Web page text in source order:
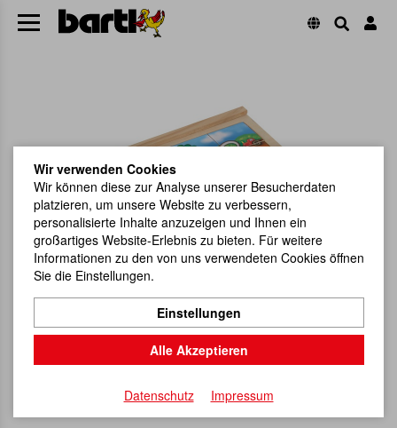
Wir verwenden Cookies
Wir können diese zur Analyse unserer Besucherdaten
platzieren, um unsere Website zu verbessern,
personalisierte Inhalte anzuzeigen und Ihnen ein
großartiges Website-Erlebnis zu bieten. Für weitere
Informationen zu den von uns verwendeten Cookies öffnen
Sie die Einstellungen.
Einstellungen
Alle Akzeptieren
Datenschutz Impressum